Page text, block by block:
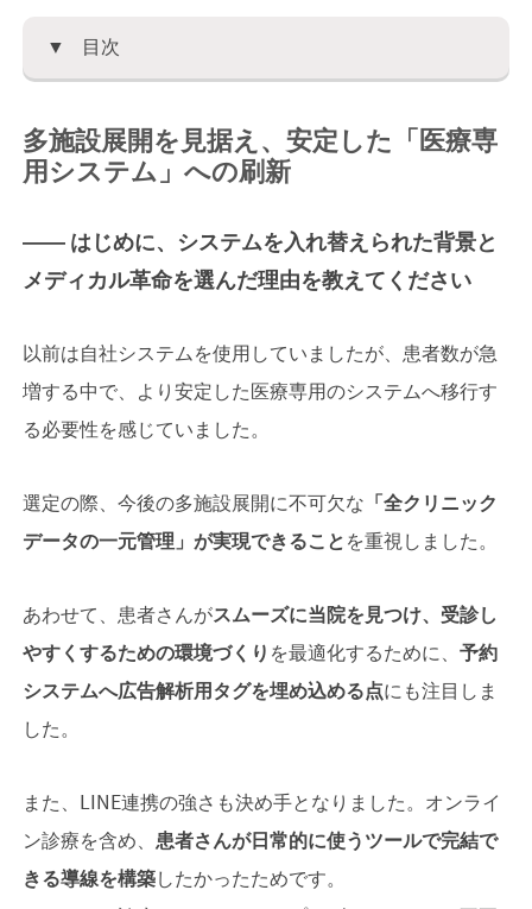
目次
多施設展開を見据え、安定した「医療専
用システム」への刷新
―― はじめに、システムを入れ替えられた背景と
メディカル革命を選んだ理由を教えてください
以前は自社システムを使用していましたが、患者数が急
増する中で、より安定した医療専用のシステムへ移行す
る必要性を感じていました。
選定の際、今後の多施設展開に不可欠な 「全クリニック
データの一元管理」が実現できること を重視しました。
あわせて、患者さんがスムーズに当院を見つけ、受診し
やすくするための環境づくり を最適化するために、予約
システムへ広告解析用タグを埋め込める点にも注目しま
した。
また、LINE連携の強さも決め手となりました。オンライ
ン診療を含め、患者さんが日常的に使うツールで完結で
きる導線を構築したかったためです。